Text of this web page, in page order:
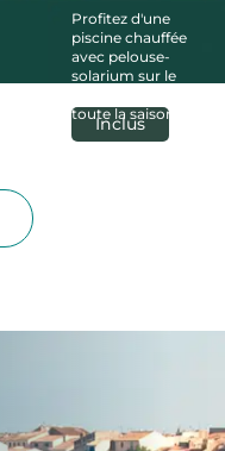
Inclus
Profitez d'une
piscine chauffée
avec pelouse-
solarium sur le
toute la saison.